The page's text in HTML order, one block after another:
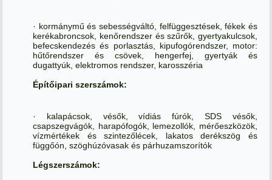
· kormánymű és sebességváltó, felfüggesztések, fékek és
kerékabroncsok, kenőrendszer és szűrők, gyertyakulcsok,
befecskendezés és porlasztás, kipufogórendszer, motor:
hűtőrendszer és csövek, hengerfej, gyertyák és
dugattyúk, elektromos rendszer, karosszéria
Építőipari szerszámok:
· kalapácsok, vésők, vídiás fúrók, SDS vésők,
csapszegvágók, harapófogók, lemezollók, mérőeszközök,
vízmértékek és szintezőlécek, lakatos derékszög és
függőón, szöghúzóvasak és párhuzamszorítók
Légszerszámok: